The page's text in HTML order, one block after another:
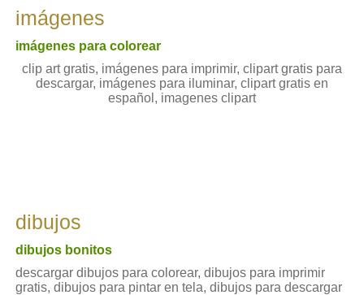
imágenes
imágenes para colorear
clip art gratis, imágenes para imprimir, clipart gratis para
descargar, imágenes para iluminar, clipart gratis en
español, imagenes clipart
dibujos
dibujos bonitos
descargar dibujos para colorear, dibujos para imprimir
gratis, dibujos para pintar en tela, dibujos para descargar